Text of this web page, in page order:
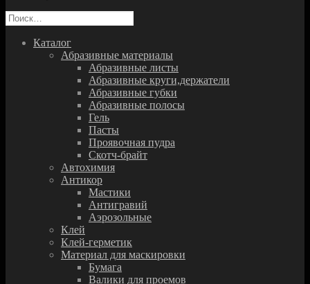
Найти:
Каталог
Абразивные материалы
Абразивные листы
Абразивные круги,держатели
Абразивные губки
Абразивные полосы
Гель
Пасты
Проявочная пудра
Скотч-брайт
Автохимия
Антикор
Мастики
Антигравий
Аэрозольные
Клей
Клей-герметик
Материал для маскировки
Бумага
Валики для проемов